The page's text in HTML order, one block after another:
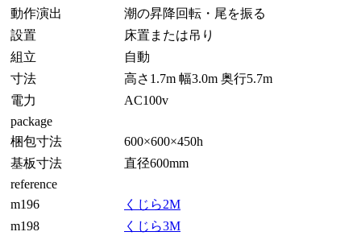
動作演出
潮の昇降回転・尾を振る
設置
床置または吊り
組立
自動
寸法
高さ1.7m 幅3.0m 奥行5.7m
電力
AC100v
package
梱包寸法
600×600×450h
基板寸法
直径600mm
reference
m196
くじら2M
m198
くじら3M